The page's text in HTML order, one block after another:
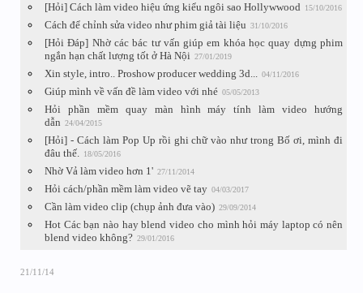
[Hỏi] Cách làm video hiệu ứng kiểu ngôi sao Hollywwood 15/10/2016
Cách để chỉnh sửa video như phim giả tài liệu 31/10/2016
[Hỏi Đáp] Nhờ các bác tư vấn giúp em khóa học quay dựng phim
ngắn hạn chất lượng tốt ở Hà Nội 27/01/2019
Xin style, intro.. Proshow producer wedding 3d... 04/11/2016
Giúp mình về vấn đề làm video với nhé 05/05/2013
Hỏi phần mềm quay màn hình máy tính làm video hướng
dẫn 24/04/2015
[Hỏi] - Cách làm Pop Up rồi ghi chữ vào như trong Bố ơi, mình đi
đâu thế. 18/05/2016
Nhờ Vả làm video hơn 1' 27/11/2014
Hỏi cách/phần mềm làm video vẽ tay 04/03/2017
Cần làm video clip (chụp ảnh đưa vào) 29/09/2014
Hot Các bạn nào hay blend video cho mình hỏi máy laptop có nên
blend video không? 29/01/2016
21/11/14